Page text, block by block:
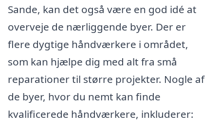
Sande, kan det også være en god idé at
overveje de nærliggende byer. Der er
flere dygtige håndværkere i området,
som kan hjælpe dig med alt fra små
reparationer til større projekter. Nogle af
de byer, hvor du nemt kan finde
kvalificerede håndværkere, inkluderer: